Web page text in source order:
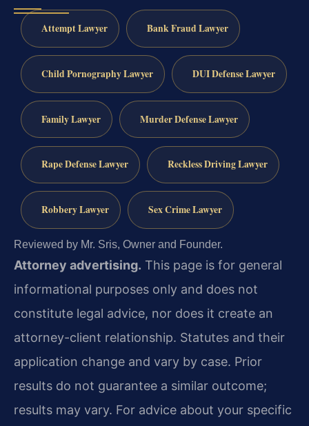
Attempt Lawyer Bank Fraud Lawyer
Child Pornography Lawyer DUI Defense Lawyer
Family Lawyer Murder Defense Lawyer
Rape Defense Lawyer Reckless Driving Lawyer
Robbery Lawyer Sex Crime Lawyer
Reviewed by Mr. Sris, Owner and Founder.
Attorney advertising. This page is for general
informational purposes only and does not
constitute legal advice, nor does it create an
attorney-client relationship. Statutes and their
application change and vary by case. Prior
results do not guarantee a similar outcome;
results may vary. For advice about your specific